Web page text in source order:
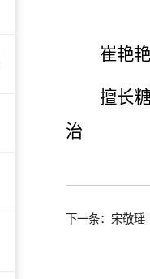
崔艳
擅长
治
下一条：宋敬瑶